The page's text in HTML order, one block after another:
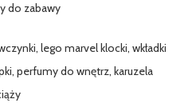
do zabawy
lego marvel klocki, wkładki
perfumy do wnętrz, karuzela